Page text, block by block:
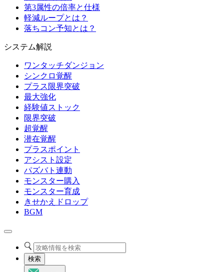
第3属性の倍率と仕様
軽減ループとは？
落ちコン予知とは？
システム解説
ワンタッチダンジョン
シンクロ覚醒
プラス限界突破
最大強化
経験値ストック
限界突破
超覚醒
潜在覚醒
プラスポイント
アシスト設定
パズバト連動
モンスター購入
モンスター育成
きせかえドロップ
BGM
検索